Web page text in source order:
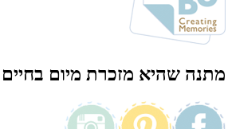
מתנה שהיא מזכרת מיום בחיים